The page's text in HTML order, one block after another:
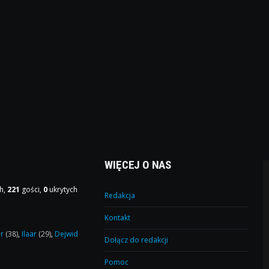
221 gości, 0 ukrytych
(38), Ilaar (29), Dejwid
WIĘCEJ O NAS
Redakcja
Kontakt
Dołącz do redakcji
Pomoc